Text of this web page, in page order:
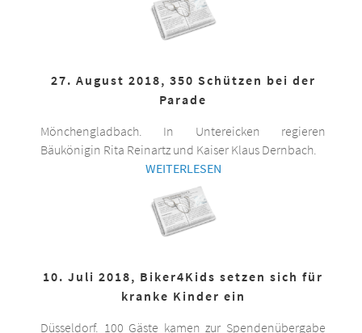
27. August 2018, 350 Schützen bei der
Parade
Mönchengladbach. In Untereicken regieren
Bäukönigin Rita Reinartz und Kaiser Klaus Dernbach.
WEITERLESEN
10. Juli 2018, Biker4Kids setzen sich für
kranke Kinder ein
Düsseldorf. 100 Gäste kamen zur Spendenübergabe